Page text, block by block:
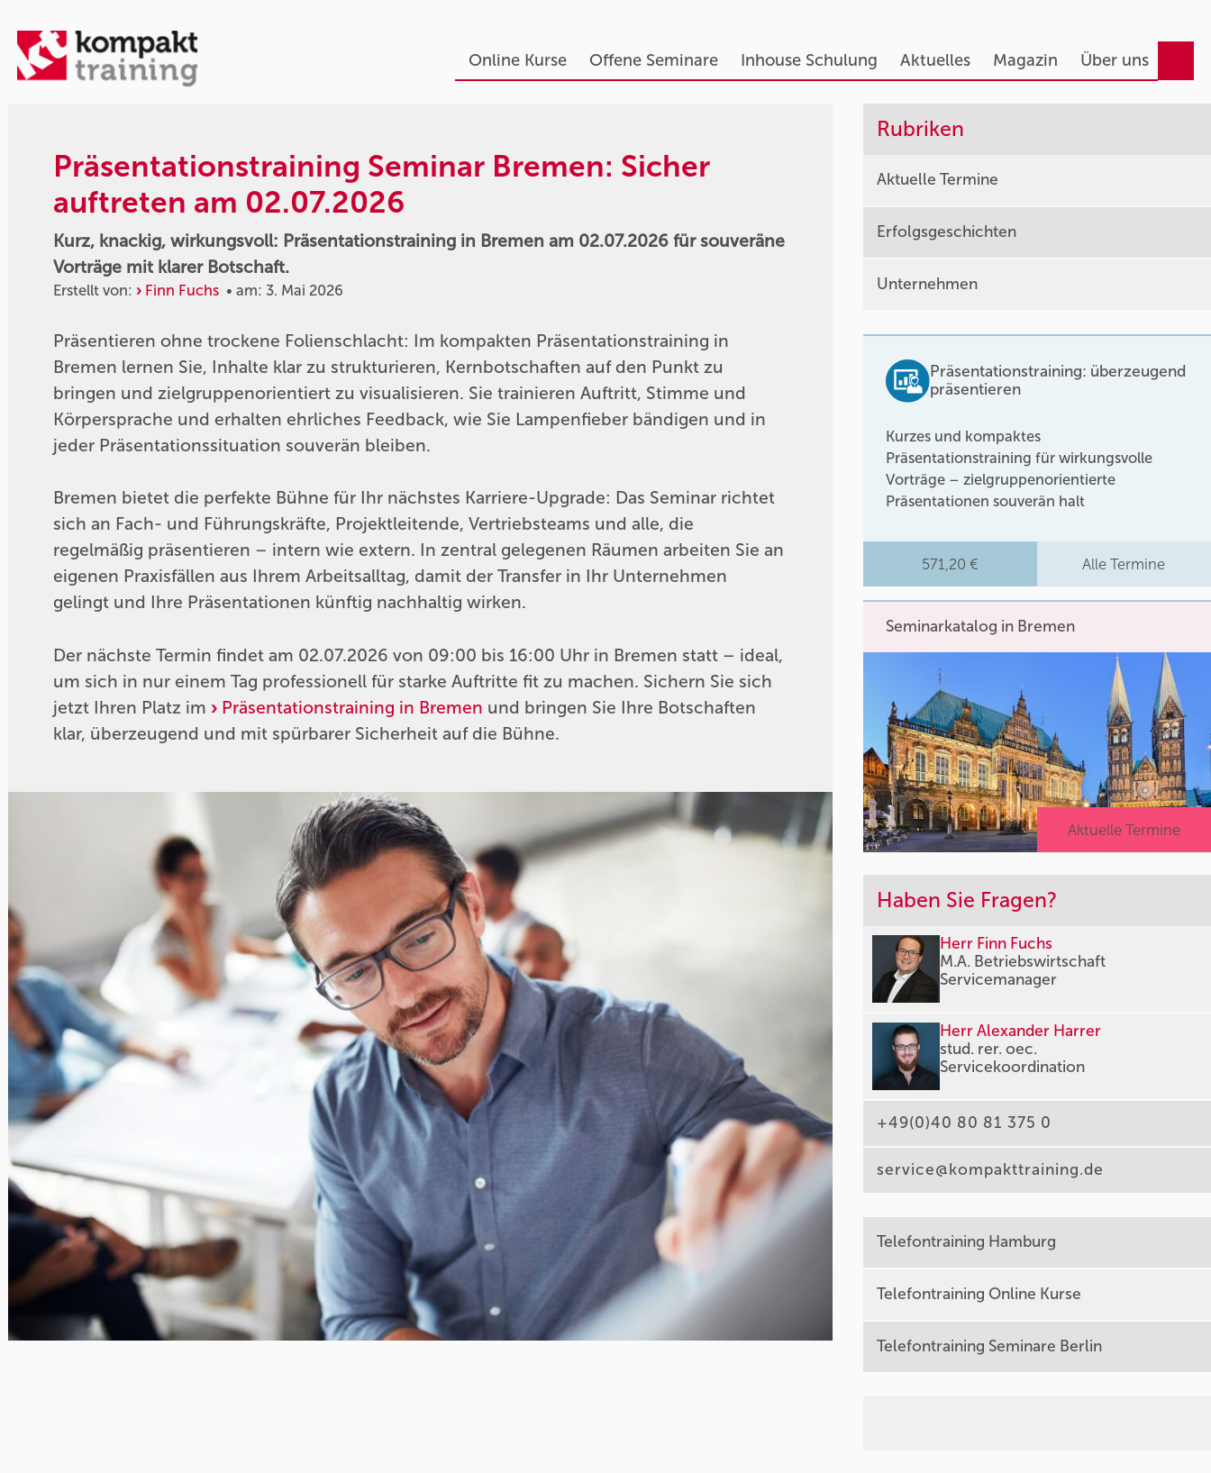
Online Kurse Offene Seminare Inhouse Schulung Aktuelles Magazin Über uns
Präsentationstraining Seminar Bremen: Sicher
auftreten am 02.07.2026
Kurz, knackig, wirkungsvoll: Präsentationstraining in Bremen am 02.07.2026 für souveräne
Vorträge mit klarer Botschaft.
Erstellt von: Finn Fuchs • am: 3. Mai 2026
Präsentieren ohne trockene Folienschlacht: Im kompakten Präsentationstraining in
Bremen lernen Sie, Inhalte klar zu strukturieren, Kernbotschaften auf den Punkt zu
bringen und zielgruppenorientiert zu visualisieren. Sie trainieren Auftritt, Stimme und
Körpersprache und erhalten ehrliches Feedback, wie Sie Lampenfieber bändigen und in
jeder Präsentationssituation souverän bleiben.
Bremen bietet die perfekte Bühne für Ihr nächstes Karriere-Upgrade: Das Seminar richtet
sich an Fach- und Führungskräfte, Projektleitende, Vertriebsteams und alle, die
regelmäßig präsentieren – intern wie extern. In zentral gelegenen Räumen arbeiten Sie an
eigenen Praxisfällen aus Ihrem Arbeitsalltag, damit der Transfer in Ihr Unternehmen
gelingt und Ihre Präsentationen künftig nachhaltig wirken.
Der nächste Termin findet am 02.07.2026 von 09:00 bis 16:00 Uhr in Bremen statt – ideal,
um sich in nur einem Tag professionell für starke Auftritte fit zu machen. Sichern Sie sich
jetzt Ihren Platz im Präsentationstraining in Bremen und bringen Sie Ihre Botschaften
klar, überzeugend und mit spürbarer Sicherheit auf die Bühne.
Rubriken
Aktuelle Termine
Erfolgsgeschichten
Unternehmen
Haben Sie Fragen?
Herr Finn Fuchs
M.A. Betriebswirtschaft
Servicemanager
Herr Alexander Harrer
stud. rer. oec.
Servicekoordination
+49(0)40 80 81 375 0
service@kompakttraining.de
Präsentationstraining: überzeugend
präsentieren
Kurzes und kompaktes
Präsentationstraining für wirkungsvolle
Vorträge – zielgruppenorientierte
Präsentationen souverän halt
571,20 € Alle Termine
Seminarkatalog in Bremen
Aktuelle Termine
Telefontraining Hamburg
Telefontraining Online Kurse
Telefontraining Seminare Berlin